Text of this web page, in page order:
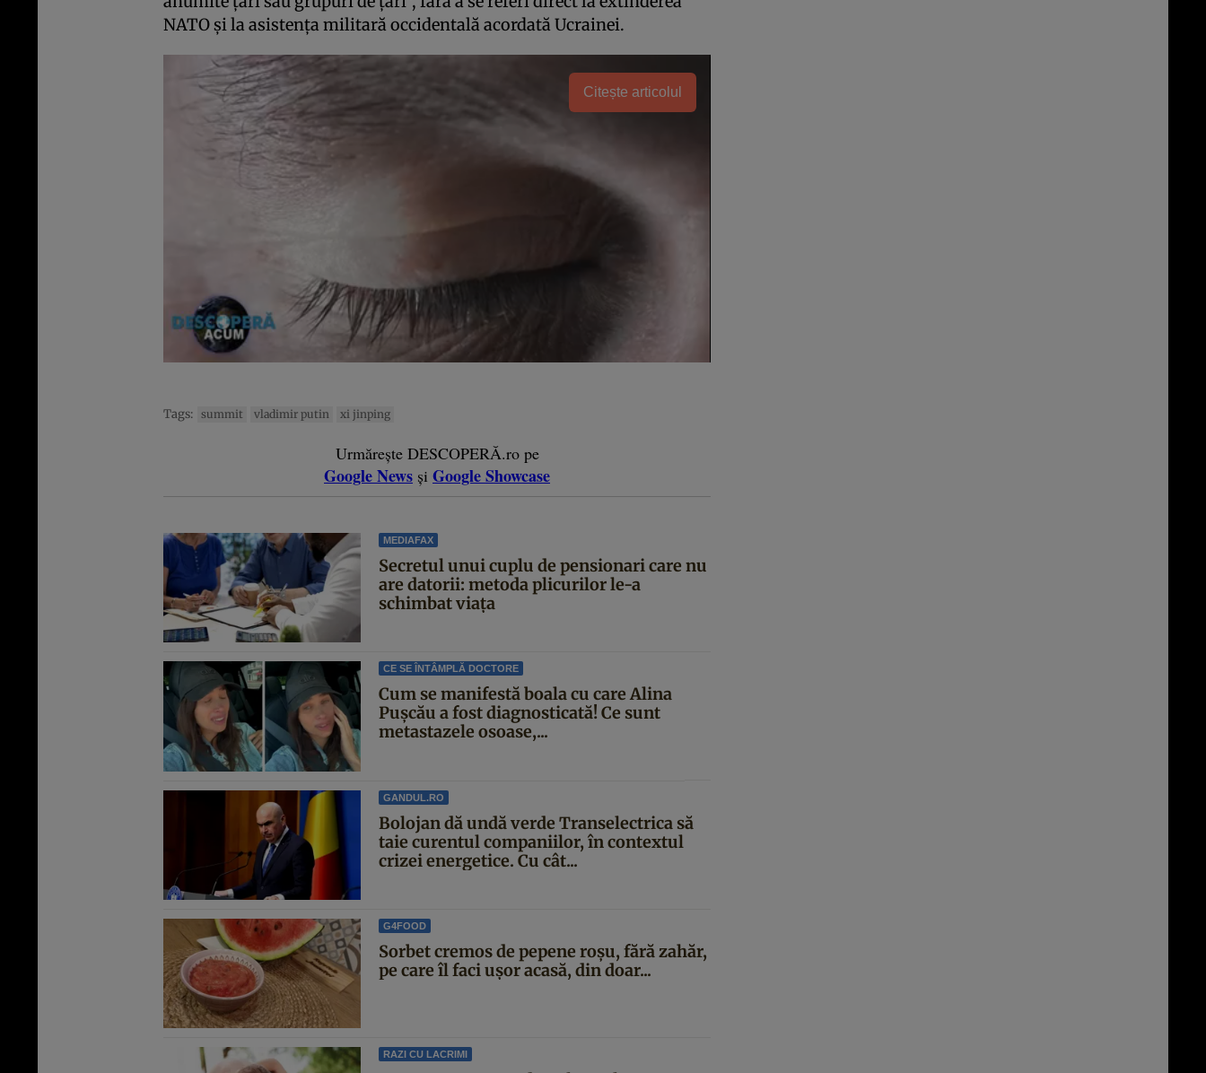
NATO și la asistența militară occidentală acordată Ucrainei.
Citește articolul
Tags: summit vladimir putin xi jinping
Urmărește DESCOPERĂ.ro pe
Google News și Google Showcase
MEDIAFAX
Secretul unui cuplu de pensionari care nu
are datorii: metoda plicurilor le-a
schimbat viața
CE SE ÎNTÂMPLĂ DOCTORE
Cum se manifestă boala cu care Alina
Pușcău a fost diagnosticată! Ce sunt
metastazele osoase,...
GANDUL.RO
Bolojan dă undă verde Transelectrica să
taie curentul companiilor, în contextul
crizei energetice. Cu cât...
G4FOOD
Sorbet cremos de pepene roșu, fără zahăr,
pe care îl faci ușor acasă, din doar...
RAZI CU LACRIMI